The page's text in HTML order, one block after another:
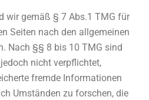
wir gemäß § 7 Abs.1 TMG für
Seiten nach den allgemeinen
Nach §§ 8 bis 10 TMG sind
nicht verpflichtet,
fremde Informationen
Umständen zu forschen, die